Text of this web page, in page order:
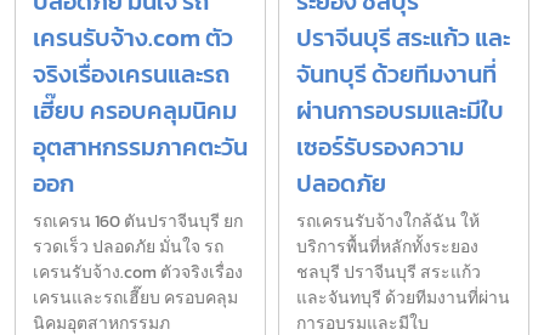
เครนรับจ้าง.com ตัว
จริงเรื่องเครนและรถ
เฮี๊ยบ ครอบคลุมนิคม
อุตสาหกรรมภาคตะวัน
ออก
รถเครน 160 ตันปราจีนบุรี ยก
รวดเร็ว ปลอดภัย มั่นใจ รถ
เครนรับจ้าง.com ตัวจริงเรื่อง
เครนและรถเฮี๊ยบ ครอบคลุม
นิคมอุตสาหกรรมภ
ปราจีนบุรี สระแก้ว และ
จันทบุรี ด้วยทีมงานที่
ผ่านการอบรมและมีใบ
เซอร์รับรองความ
ปลอดภัย
รถเครนรับจ้างใกล้ฉัน ให้
บริการพื้นที่หลักทั้งระยอง
ชลบุรี ปราจีนบุรี สระแก้ว
และจันทบุรี ด้วยทีมงานที่ผ่าน
การอบรมและมีใบ